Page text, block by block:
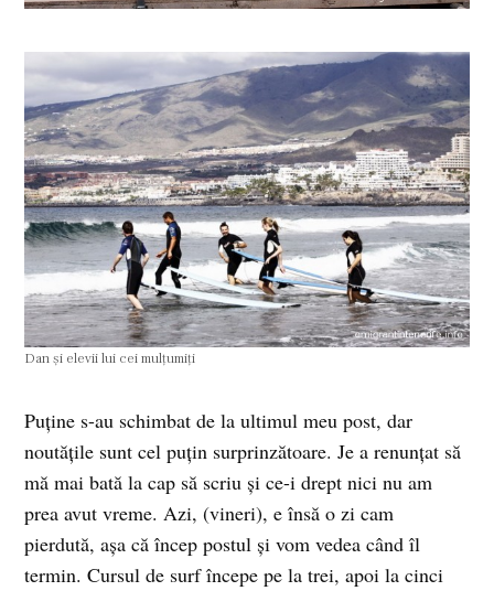
Dan şi elevii lui cei mulţumiţi
Puţine s-au schimbat de la ultimul meu post, dar
noutăţile sunt cel puţin surprinzătoare. Je a renunţat să
mă mai bată la cap să scriu şi ce-i drept nici nu am
prea avut vreme. Azi, (vineri), e însă o zi cam
pierdută, aşa că încep postul şi vom vedea când îl
termin. Cursul de surf începe pe la trei, apoi la cinci